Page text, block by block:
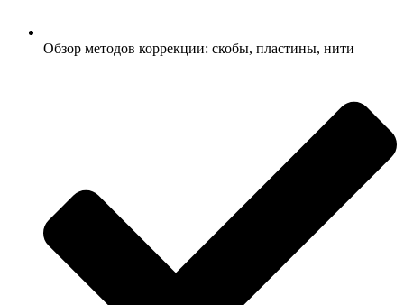
Обзор методов коррекции: скобы, пластины, нити